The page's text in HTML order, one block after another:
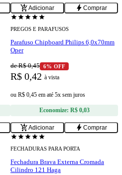
add_shopping_cartAdicionar bolt Comprar
starstarstarstarstar
PREGOS E PARAFUSOS
Parafuso Chipboard Philips 6,0x70mm
Oper
de R$ 0,45 6% OFF
R$ 0,42 à vista
ou R$ 0,45 em até 5x sem juros
Economize: R$ 0,03
add_shopping_cartAdicionar bolt Comprar
starstarstarstarstar
FECHADURAS PARA PORTA
Fechadura Brava Externa Cromada
Cilindro 121 Haga